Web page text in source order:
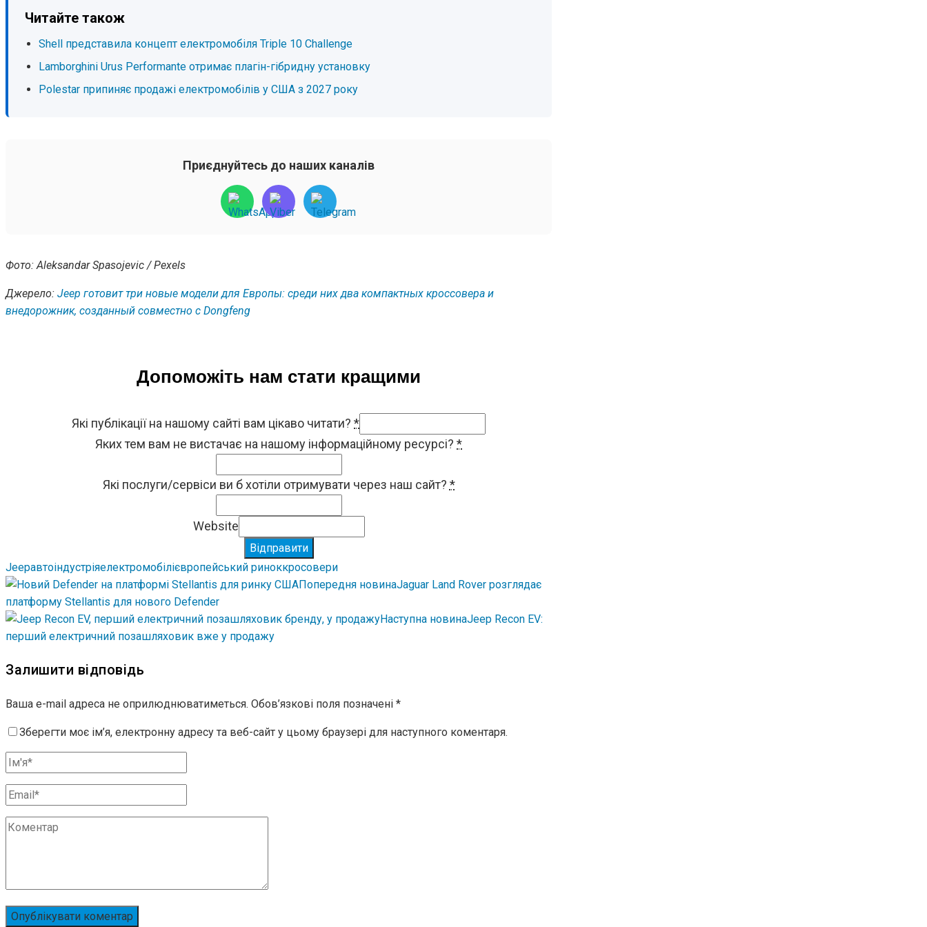
Читайте також
Shell представила концепт електромобіля Triple 10 Challenge
Lamborghini Urus Performante отримає плагін-гібридну установку
Polestar припиняє продажі електромобілів у США з 2027 року
Приєднуйтесь до наших каналів
Фото: Aleksandar Spasojevic / Pexels
Джерело: Jeep готовит три новые модели для Европы: среди них два компактных кроссовера и
внедорожник, созданный совместно с Dongfeng
Допоможіть нам стати кращими
Які публікації на нашому сайті вам цікаво читати? *
Яких тем вам не вистачає на нашому інформаційному ресурсі? *
Які послуги/сервіси ви б хотіли отримувати через наш сайт? *
Website
Відправити
Jeepавтоіндустріяелектромобілієвропейський риноккросовери
Попередня новинаJaguar Land Rover розглядає
платформу Stellantis для нового Defender
Наступна новинаJeep Recon EV:
перший електричний позашляховик вже у продажу
Залишити відповідь
Ваша e-mail адреса не оприлюднюватиметься. Обов’язкові поля позначені *
Зберегти моє ім’я, електронну адресу та веб-сайт у цьому браузері для наступного коментаря.